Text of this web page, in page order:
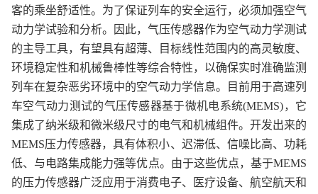
客的乘坐舒适性。为了保证列车的安全运行，必须加强空气
动力学试验和分析。因此，气压传感器作为空气动力学测试
的主导工具，有望具有超薄、目标线性范围内的高灵敏度、
环境稳定性和机械鲁棒性等综合特性，以确保实时准确监测
列车在复杂恶劣环境中的空气动力学信息。目前用于高速列
车空气动力测试的气压传感器基于微机电系统(MEMS)， 它
集成了纳米级和微米级尺寸的电气和机械组件。开发出来的
MEMS压力传感器，具有体积小、迟滞低、信噪比高、功耗
低、与电路集成能力强等优点。 由于这些优点，基于MEMS
的压力传感器广泛应用于消费电子、医疗设备、航空航天和